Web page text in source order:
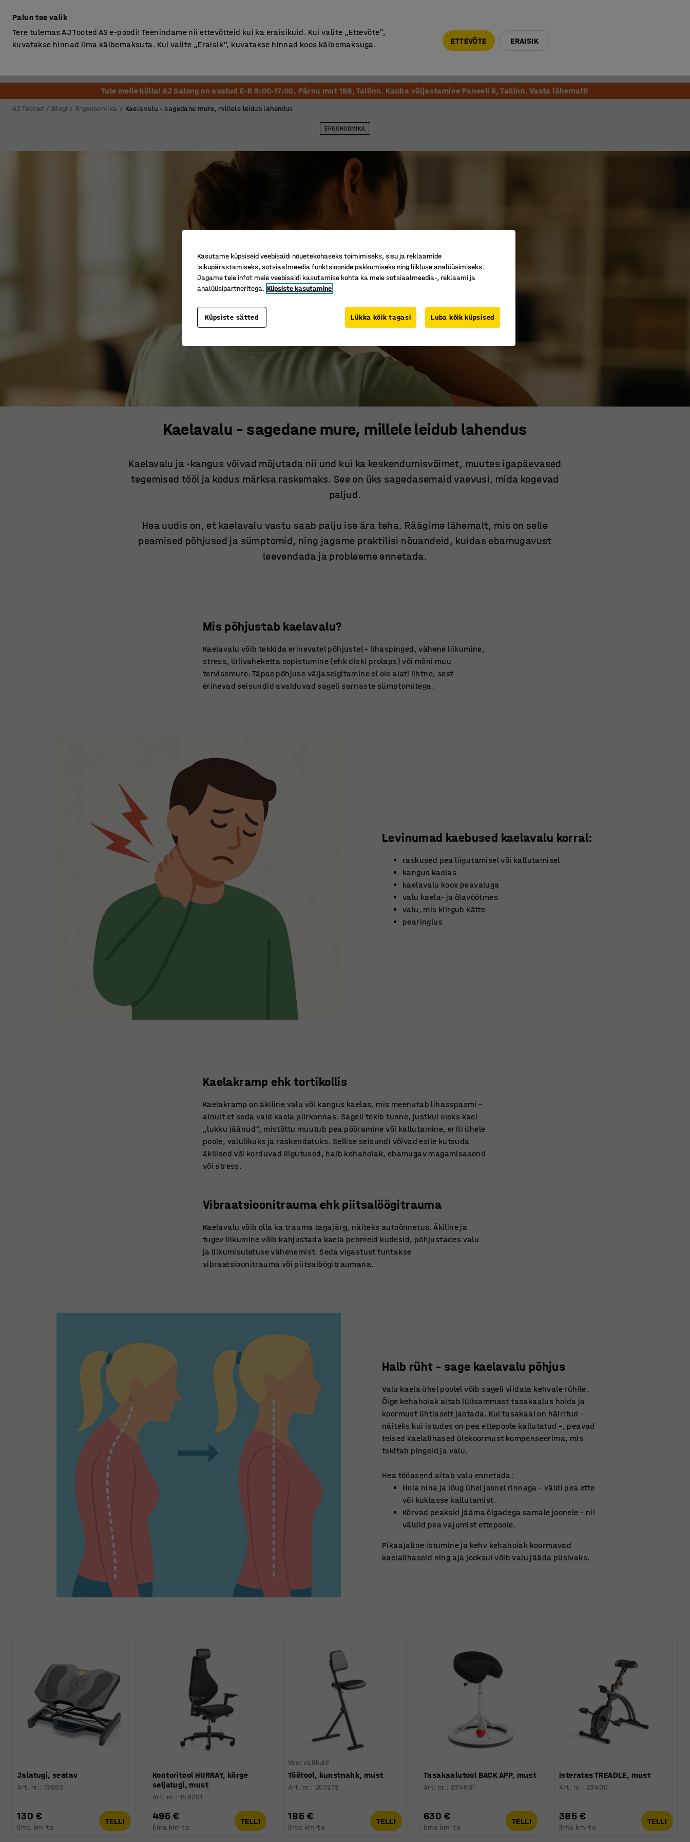
Tule meile külla! AJ Salong on avatud E-R 9:00-17:00, Pärnu mnt 158, Tallinn. Kauba väljastamine Paneeli 6, Tallinn. Vaata lähemalt!
AJ Tooted Blogi Ergonoomika Kaelavalu – sagedane mure, millele leidub lahendus
ERGONOOMIKA
Kaelavalu – sagedane mure, millele leidub lahendus
Kaelavalu ja -kangus võivad mõjutada nii und kui ka keskendumisvõimet, muutes igapäevased
tegemised tööl ja kodus märksa raskemaks. See on üks sagedasemaid vaevusi, mida kogevad
paljud.
Hea uudis on, et kaelavalu vastu saab palju ise ära teha. Räägime lähemalt, mis on selle
peamised põhjused ja sümptomid, ning jagame praktilisi nõuandeid, kuidas ebamugavust
leevendada ja probleeme ennetada.
Mis põhjustab kaelavalu?
Kaelavalu võib tekkida erinevatel põhjustel – lihaspinged, vähene liikumine,
stress, lülivaheketta sopistumine (ehk diski prolaps) või mõni muu
tervisemure. Täpse põhjuse väljaselgitamine ei ole alati lihtne, sest
erinevad seisundid avalduvad sageli sarnaste sümptomitega.
Levinumad kaebused kaelavalu korral:
raskused pea liigutamisel või kallutamisel
kangus kaelas
kaelavalu koos peavaluga
valu kaela- ja õlavöötmes
valu, mis kiirgub kätte
pearinglus
Kaelakramp ehk tortikollis
Kaelakramp on äkiline valu või kangus kaelas, mis meenutab lihasspasmi –
ainult et seda vaid kaela piirkonnas. Sageli tekib tunne, justkui oleks kael
„lukku jäänud“, mistõttu muutub pea pööramine või kallutamine, eriti ühele
poole, valulikuks ja raskendatuks. Sellise seisundi võivad esile kutsuda
äkilised või korduvad liigutused, halb kehahoiak, ebamugav magamisasend
või stress.
Vibraatsioonitrauma ehk piitsalöögitrauma
Kaelavalu võib olla ka trauma tagajärg, näiteks autoõnnetus. Äkiline ja
tugev liikumine võib kahjustada kaela pehmeid kudesid, põhjustades valu
ja liikumisulatuse vähenemist. Seda vigastust tuntakse
vibraatsioonitrauma või piitsalöögitraumana.
Halb rüht – sage kaelavalu põhjus
Valu kaela ühel poolel võib sageli viidata kehvale rühile.
Õige kehahoiak aitab lülisammast tasakaalus hoida ja
koormust ühtlaselt jaotada. Kui tasakaal on häiritud –
näiteks kui istudes on pea ettepoole kallutatud –, peavad
teised kaelalihased ülekoormust kompenseerima, mis
tekitab pingeid ja valu.
Hea tööasend aitab valu ennetada:
Hoia nina ja lõug ühel joonel rinnaga – väldi pea ette
või kuklasse kallutamist.
Kõrvad peaksid jääma õlgadega samale joonele – nii
väldid pea vajumist ettepoole.
Pikaajaline istumine ja kehv kehahoiak koormavad
kaelalihaseid ning aja jooksul võib valu jääda püsivaks.
Jalatugi, seatav
Art. nr.:12652
130 €
Ilma km-ta
TELLI
Kontoritool HURRAY, kõrge
seljatugi, must
Art. nr.:148201
495 €
Ilma km-ta
TELLI
Veel valikuid
Töötool, kunstnahk, must
Art. nr.: 207272
185 €
Ilma km-ta
TELLI
Tasakaalutool BACK APP, must
Art. nr.: 234661
630 €
Ilma km-ta
TELLI
Isteratas TREADLE, must
Art. nr.: 23400
385 €
Ilma km-ta
TELLI
Palun tee valik
Tere tulemas AJ Tooted AS e-poodi! Teenindame nii ettevõtteid kui ka eraisikuid. Kui valite „Ettevõte“,
kuvatakse hinnad ilma käibemaksuta. Kui valite „Eraisik“, kuvatakse hinnad koos käibemaksuga.
ETTEVÕTE ERAISIK
Kasutame küpsiseid veebisaidi nõuetekohaseks toimimiseks, sisu ja reklaamide
isikupärastamiseks, sotsiaalmeedia funktsioonide pakkumiseks ning liikluse analüüsimiseks.
Jagame teie infot meie veebisaidi kasutamise kohta ka meie sotsiaalmeedia-, reklaami ja
analüüsipartneritega. Küpsiste kasutamine
Küpsiste sätted Lükka kõik tagasi Luba kõik küpsised